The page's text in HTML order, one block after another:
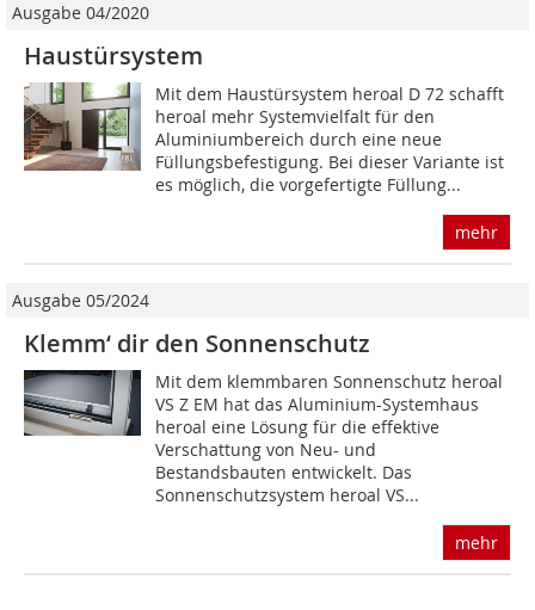
Ausgabe 04/2020
Haustürsystem
Mit dem Haustürsystem heroal D 72 schafft
heroal mehr Systemvielfalt für den
Aluminiumbereich durch eine neue
Füllungsbefestigung. Bei dieser Variante ist
es möglich, die vorgefertigte Füllung...
mehr
Ausgabe 05/2024
Klemm‘ dir den Sonnenschutz
Mit dem klemmbaren Sonnenschutz heroal
VS Z EM hat das Aluminium-Systemhaus
heroal eine Lösung für die effektive
Verschattung von Neu- und
Bestandsbauten entwickelt. Das
Sonnenschutzsystem heroal VS...
mehr